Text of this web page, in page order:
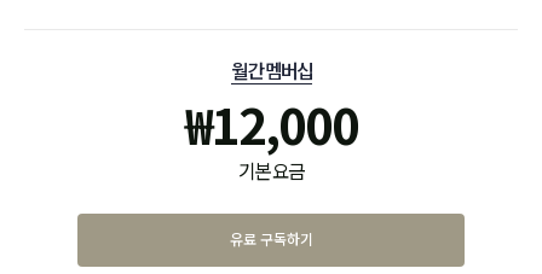
월간 멤버십
₩12,000
기본 요금
유료 구독하기